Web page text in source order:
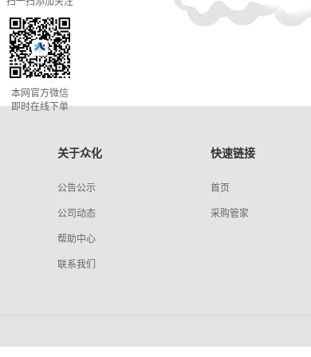
关于众化
公告公示
公司动态
帮助中心
联系我们
快速链接
首页
采购管家
本网官方微信
即时在线下单